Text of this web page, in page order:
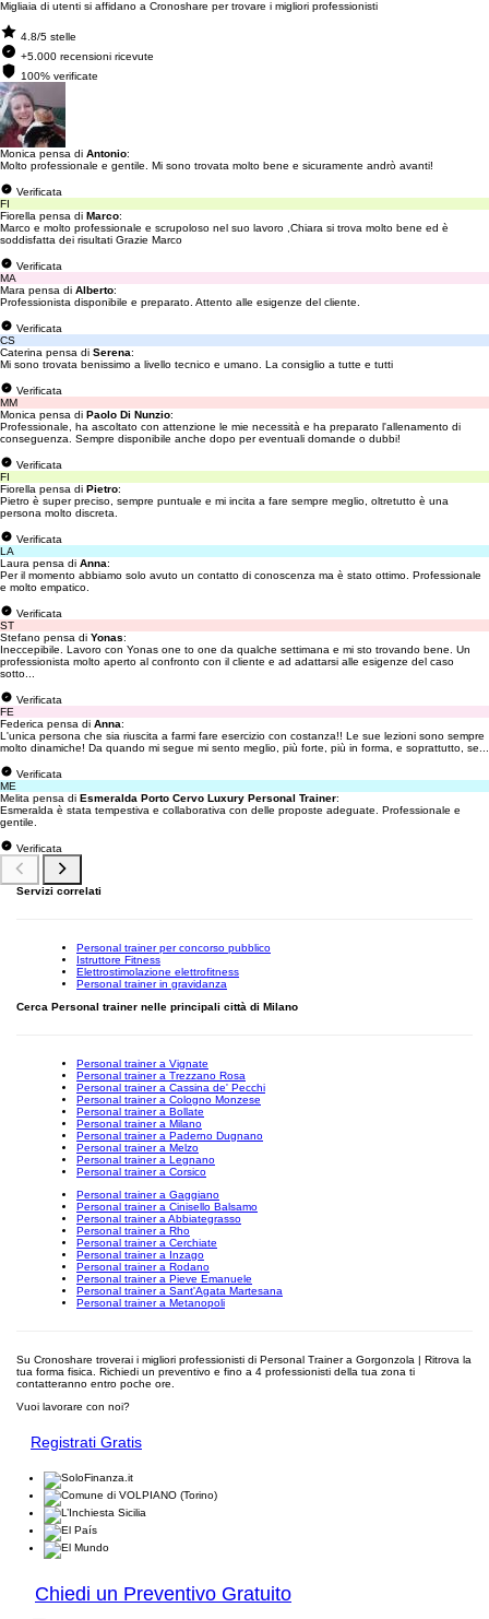
Migliaia di utenti si affidano a Cronoshare per trovare i migliori professionisti
4.8/5 stelle
+5.000 recensioni ricevute
100% verificate
Monica pensa di Antonio:
Molto professionale e gentile. Mi sono trovata molto bene e sicuramente andrò avanti!
Verificata
FI
Fiorella pensa di Marco:
Marco e molto professionale e scrupoloso nel suo lavoro ,Chiara si trova molto bene ed è
soddisfatta dei risultati Grazie Marco
Verificata
MA
Mara pensa di Alberto:
Professionista disponibile e preparato. Attento alle esigenze del cliente.
Verificata
CS
Caterina pensa di Serena:
Mi sono trovata benissimo a livello tecnico e umano. La consiglio a tutte e tutti
Verificata
MM
Monica pensa di Paolo Di Nunzio:
Professionale, ha ascoltato con attenzione le mie necessità e ha preparato l'allenamento di
conseguenza. Sempre disponibile anche dopo per eventuali domande o dubbi!
Verificata
FI
Fiorella pensa di Pietro:
Pietro è super preciso, sempre puntuale e mi incita a fare sempre meglio, oltretutto è una
persona molto discreta.
Verificata
LA
Laura pensa di Anna:
Per il momento abbiamo solo avuto un contatto di conoscenza ma è stato ottimo. Professionale
e molto empatico.
Verificata
ST
Stefano pensa di Yonas:
Ineccepibile. Lavoro con Yonas one to one da qualche settimana e mi sto trovando bene. Un
professionista molto aperto al confronto con il cliente e ad adattarsi alle esigenze del caso
sotto...
Verificata
FE
Federica pensa di Anna:
L'unica persona che sia riuscita a farmi fare esercizio con costanza!! Le sue lezioni sono sempre
molto dinamiche! Da quando mi segue mi sento meglio, più forte, più in forma, e soprattutto, se...
Verificata
ME
Melita pensa di Esmeralda Porto Cervo Luxury Personal Trainer:
Esmeralda è stata tempestiva e collaborativa con delle proposte adeguate. Professionale e
gentile.
Verificata
Servizi correlati
Personal trainer per concorso pubblico
Istruttore Fitness
Elettrostimolazione elettrofitness
Personal trainer in gravidanza
Cerca Personal trainer nelle principali città di Milano
Personal trainer a Vignate
Personal trainer a Trezzano Rosa
Personal trainer a Cassina de' Pecchi
Personal trainer a Cologno Monzese
Personal trainer a Bollate
Personal trainer a Milano
Personal trainer a Paderno Dugnano
Personal trainer a Melzo
Personal trainer a Legnano
Personal trainer a Corsico
Personal trainer a Gaggiano
Personal trainer a Cinisello Balsamo
Personal trainer a Abbiategrasso
Personal trainer a Rho
Personal trainer a Cerchiate
Personal trainer a Inzago
Personal trainer a Rodano
Personal trainer a Pieve Emanuele
Personal trainer a Sant'Agata Martesana
Personal trainer a Metanopoli
Su Cronoshare troverai i migliori professionisti di Personal Trainer a Gorgonzola | Ritrova la
tua forma fisica. Richiedi un preventivo e fino a 4 professionisti della tua zona ti
contatteranno entro poche ore.
Vuoi lavorare con noi?
Registrati Gratis
Chiedi un Preventivo Gratuito